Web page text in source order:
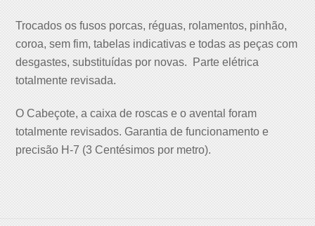
Trocados os fusos porcas, réguas, rolamentos, pinhão,
coroa, sem fim, tabelas indicativas e todas as peças com
desgastes, substituídas por novas. Parte elétrica
totalmente revisada.
O Cabeçote, a caixa de roscas e o avental foram
totalmente revisados. Garantia de funcionamento e
precisão H-7 (3 Centésimos por metro).